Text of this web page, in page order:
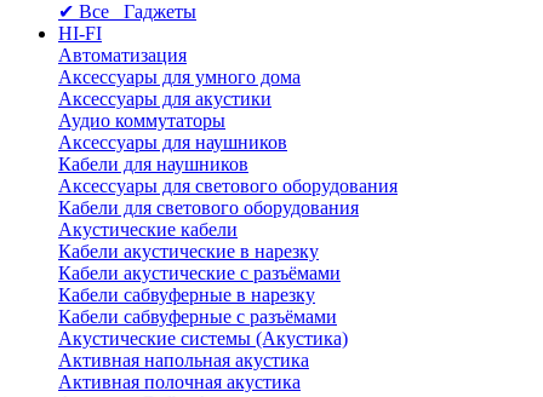
✔ Все Гаджеты
HI-FI
Автоматизация
Аксессуары для умного дома
Аксессуары для акустики
Аудио коммутаторы
Аксессуары для наушников
Кабели для наушников
Аксессуары для светового оборудования
Кабели для светового оборудования
Акустические кабели
Кабели акустические в нарезку
Кабели акустические с разъёмами
Кабели сабвуферные в нарезку
Кабели сабвуферные с разъёмами
Акустические системы (Акустика)
Активная напольная акустика
Активная полочная акустика